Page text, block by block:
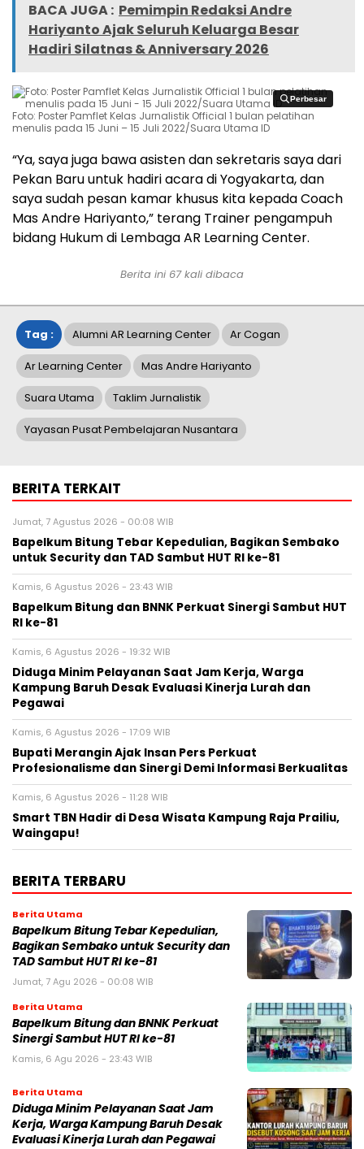
BACA JUGA : Pemimpin Redaksi Andre
Hariyanto Ajak Seluruh Keluarga Besar
Hadiri Silatnas & Anniversary 2026
Perbesar
Perbesar
Foto: Poster Pamflet Kelas Jurnalistik Official 1 bulan pelatihan
menulis pada 15 Juni – 15 Juli 2022/Suara Utama ID
“Ya, saya juga bawa asisten dan sekretaris saya dari
Pekan Baru untuk hadiri acara di Yogyakarta, dan
saya sudah pesan kamar khusus kita kepada Coach
Mas Andre Hariyanto,” terang Trainer pengampuh
bidang Hukum di Lembaga AR Learning Center.
Berita ini 67kali dibaca
Tag : Alumni AR Learning Center Ar Cogan
Ar Learning Center Mas Andre Hariyanto
Suara Utama Taklim Jurnalistik
Yayasan Pusat Pembelajaran Nusantara
BERITA TERKAIT
Jumat, 7 Agustus 2026 - 00:08 WIB
Bapelkum Bitung Tebar Kepedulian, Bagikan Sembako
untuk Security dan TAD Sambut HUT RI ke-81
Kamis, 6 Agustus 2026 - 23:43 WIB
Bapelkum Bitung dan BNNK Perkuat Sinergi Sambut HUT
RI ke-81
Kamis, 6 Agustus 2026 - 19:32 WIB
Diduga Minim Pelayanan Saat Jam Kerja, Warga
Kampung Baruh Desak Evaluasi Kinerja Lurah dan
Pegawai
Kamis, 6 Agustus 2026 - 17:09 WIB
Bupati Merangin Ajak Insan Pers Perkuat
Profesionalisme dan Sinergi Demi Informasi Berkualitas
Kamis, 6 Agustus 2026 - 11:28 WIB
Smart TBN Hadir di Desa Wisata Kampung Raja Prailiu,
Waingapu!
BERITA TERBARU
Berita Utama
Bapelkum Bitung Tebar Kepedulian,
Bagikan Sembako untuk Security dan
TAD Sambut HUT RI ke-81
Jumat, 7 Agu 2026 - 00:08 WIB
Berita Utama
Bapelkum Bitung dan BNNK Perkuat
Sinergi Sambut HUT RI ke-81
Kamis, 6 Agu 2026 - 23:43 WIB
Berita Utama
Diduga Minim Pelayanan Saat Jam
Kerja, Warga Kampung Baruh Desak
Evaluasi Kinerja Lurah dan Pegawai